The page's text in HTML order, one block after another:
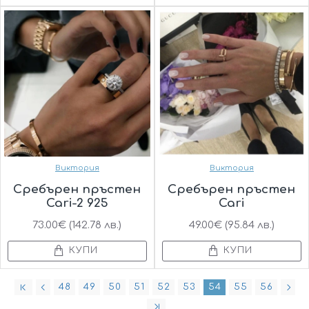
Виктория
Сребърен пръстен
Cari-2 925
73.00€ (142.78 лв.)
КУПИ
Виктория
Сребърен пръстен
Cari
49.00€ (95.84 лв.)
КУПИ
48 49 50 51 52 53 54 55 56